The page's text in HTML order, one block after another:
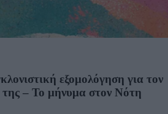
εξομολόγηση για τον
της – Το μήνυμα στον Νότη